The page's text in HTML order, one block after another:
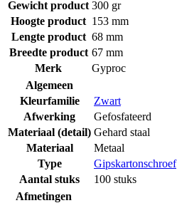
Gewicht product 300 gr
Hoogte product 153 mm
Lengte product 68 mm
Breedte product 67 mm
Merk
Gyproc
Algemeen
Kleurfamilie
Zwart
Afwerking
Gefosfateerd
Materiaal (detail) Gehard staal
Materiaal
Metaal
Type
Gipskartonschroef
Aantal stuks
100 stuks
Afmetingen